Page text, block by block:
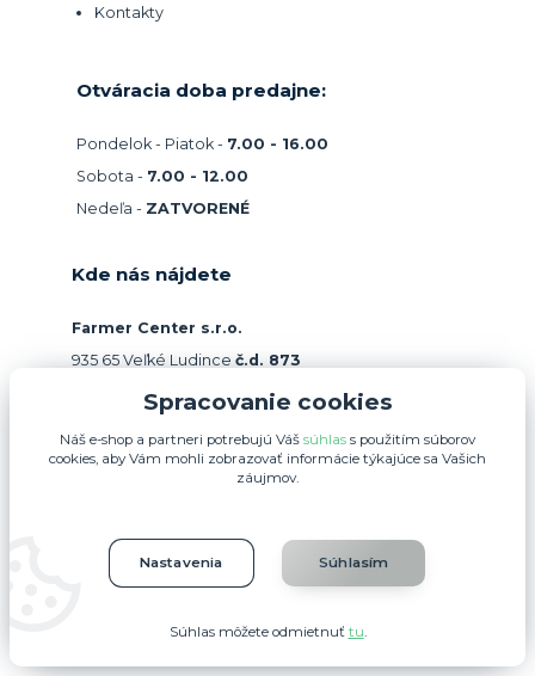
Kontakty
Otváracia doba predajne:
Pondelok - Piatok - 7.00 - 16.00
Sobota - 7.00 - 12.00
Nedeľa - ZATVORENÉ
Kde nás nájdete
Farmer Center s.r.o.
935 65 Veľké Ludince č.d. 873
Spracovanie cookies
Náš e-shop a partneri potrebujú Váš súhlas s použitím súborov
cookies, aby Vám mohli zobrazovať informácie týkajúce sa Vašich
záujmov.
Nastavenia Súhlasím
Súhlas môžete odmietnuť tu.